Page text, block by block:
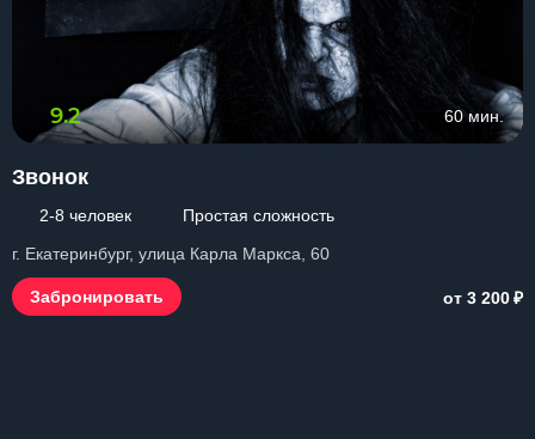
9.2 60 мин.
Звонок
2-8 человек
Простая сложность
г. Екатеринбург, улица Карла Маркса, 60
Забронировать от 3 200₽